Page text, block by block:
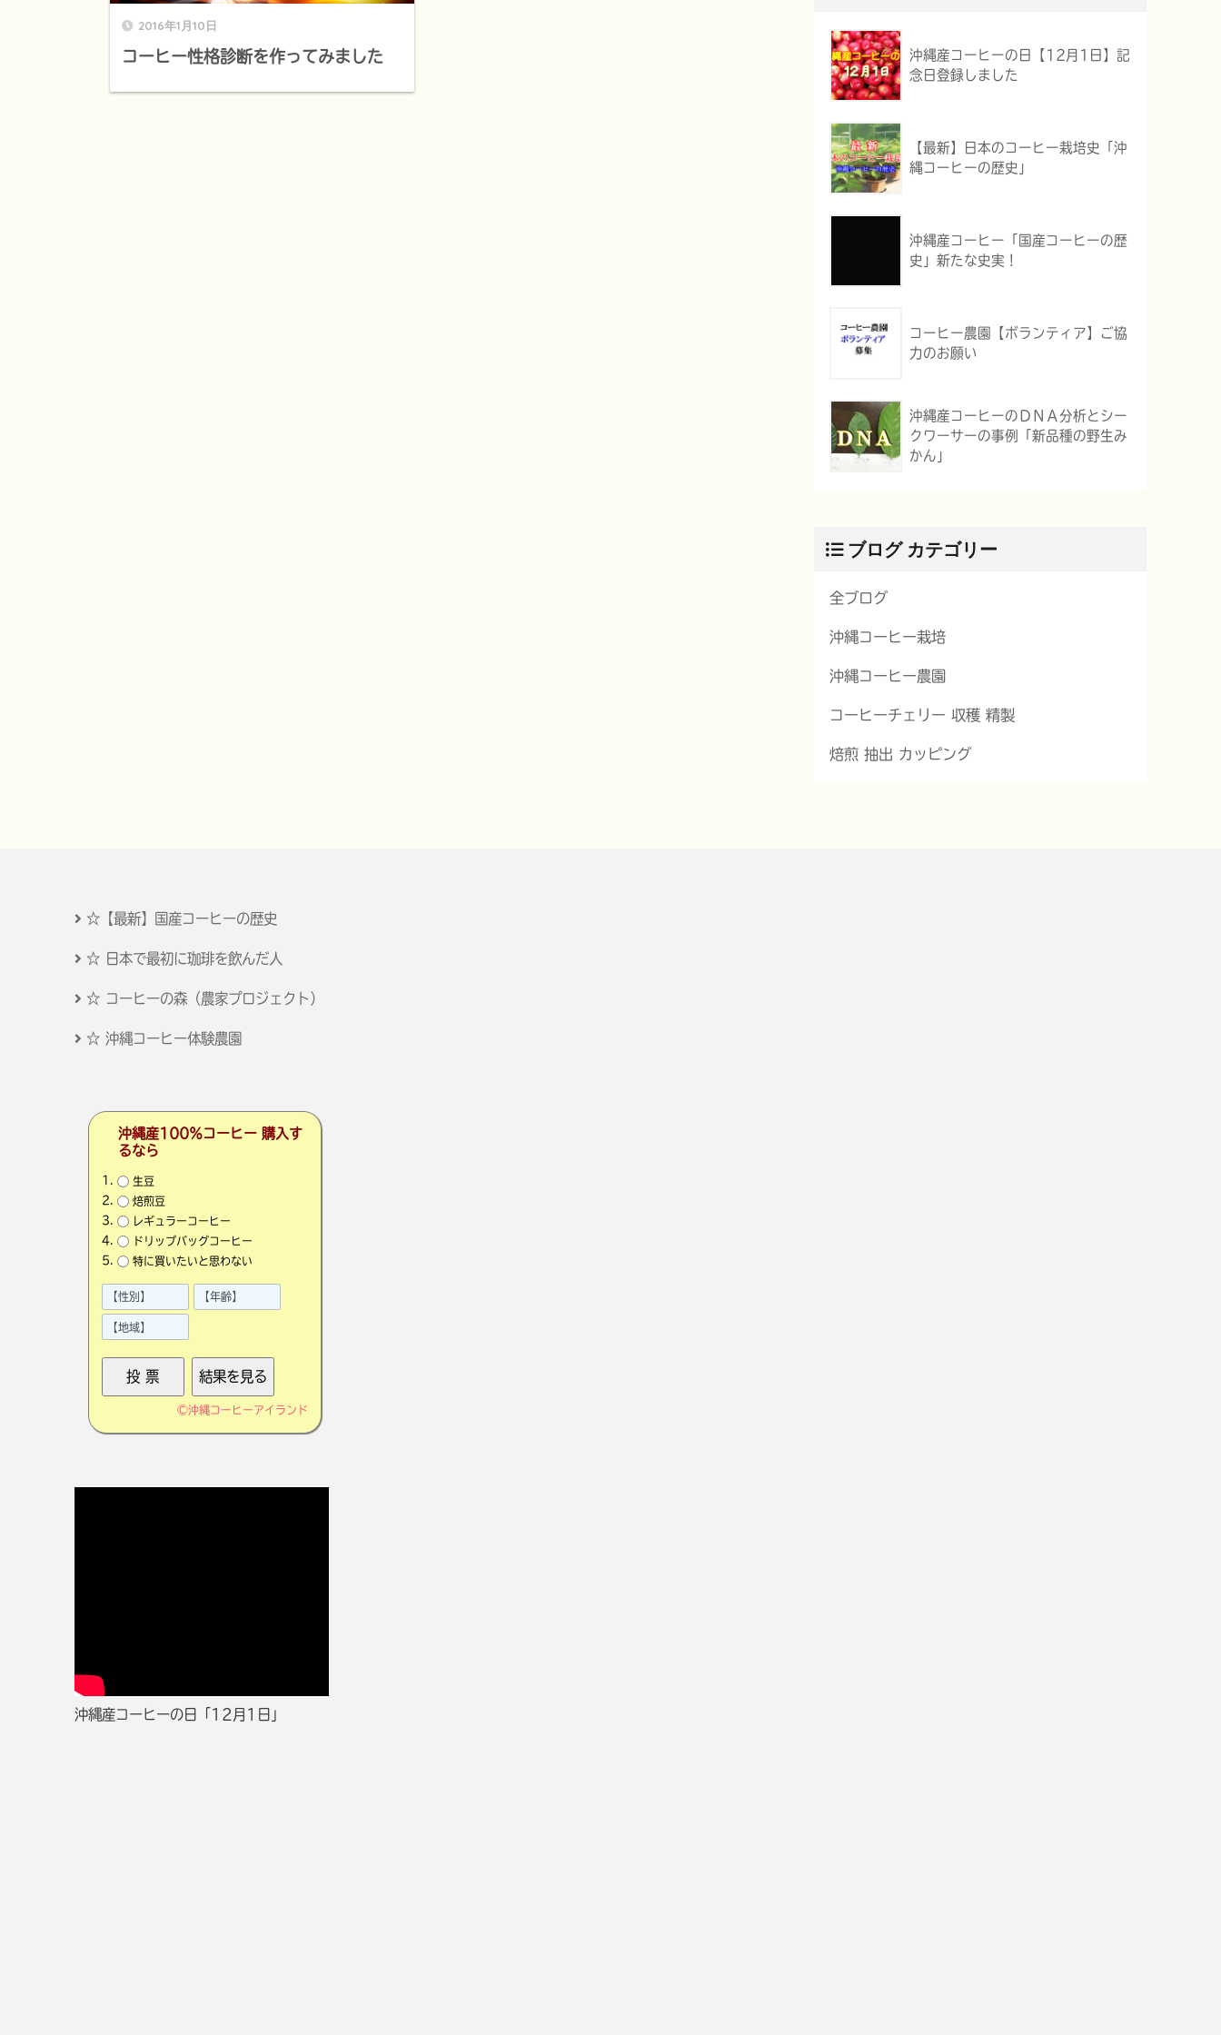
2016年1月10日
コーヒー性格診断を作ってみました
沖縄産コーヒーの日【12月1日】記
念日登録しました
【最新】日本のコーヒー栽培史「沖
縄コーヒーの歴史」
沖縄産コーヒー「国産コーヒーの歴
史」新たな史実！
コーヒー農園【ボランティア】ご協
力のお願い
沖縄産コーヒーのＤＮＡ分析とシー
クワーサーの事例「新品種の野生み
かん」
ブログ カテゴリー
全ブログ
沖縄コーヒー栽培
沖縄コーヒー農園
コーヒーチェリー 収穫 精製
焙煎 抽出 カッピング
☆【最新】国産コーヒーの歴史
☆ 日本で最初に珈琲を飲んだ人
☆ コーヒーの森（農家プロジェクト）
☆ 沖縄コーヒー体験農園
沖縄産100％コーヒー 購入す
るなら
生豆
焙煎豆
レギュラーコーヒー
ドリップバッグコーヒー
特に買いたいと思わない
©沖縄コーヒーアイランド
沖縄産コーヒーの日「12月1日」